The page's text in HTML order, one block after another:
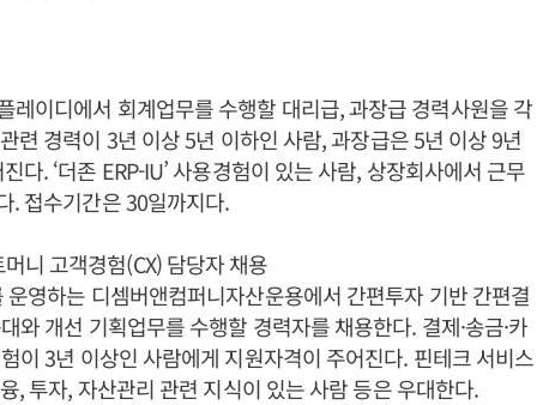
레이디에서 회계업무를 수행할 대리급, 과장급 경력사원을 각
련 경력이 3년 이상 5년 이하인 사람, 과장급은 5년 이상 9년
다. ‘더존 ERP-IU’ 사용경험이 있는 사람, 상장회사에서 근무
. 접수기간은 30일까지다.
니 고객경험(CX) 담당자 채용
영하는 디셈버앤컴퍼니자산운용에서 간편투자 기반 간편결
와 개선 기획업무를 수행할 경력자를 채용한다. 결제·송금·카
이 3년 이상인 사람에게 지원자격이 주어진다. 핀테크 서비스
, 투자, 자산관리 관련 지식이 있는 사람 등은 우대한다.